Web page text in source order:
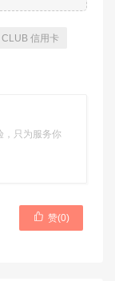
信用卡
，只为服务你
 赞(0)